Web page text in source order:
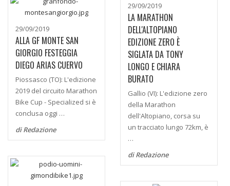
29/09/2019
LA MARATHON
DELL'ALTOPIANO
EDIZIONE ZERO È
SIGLATA DA TONY
LONGO E CHIARA
BURATO
Gallio (VI): L'edizione zero
della Marathon
dell'Altopiano, corsa su
un tracciato lungo 72km, è
…
di Redazione
29/09/2019
ALLA GF MONTE SAN
GIORGIO FESTEGGIA
DIEGO ARIAS CUERVO
Piossasco (TO): L'edizione
2019 del circuito Marathon
Bike Cup - Specialized si è
conclusa oggi …
di Redazione